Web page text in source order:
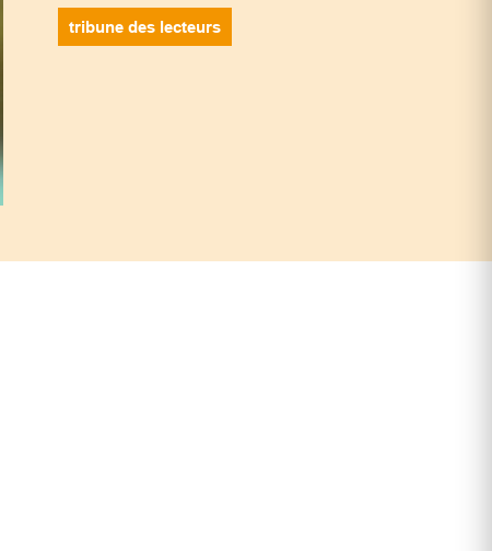
tribune des lecteurs